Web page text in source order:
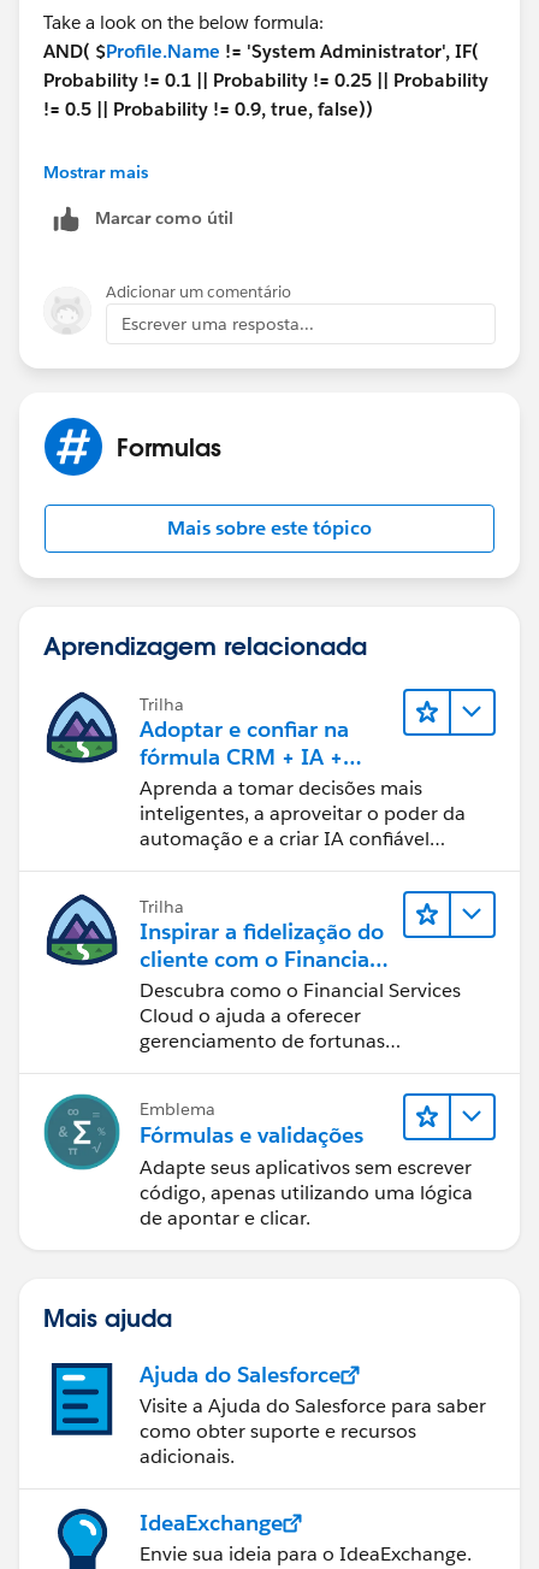
Take a look on the below formula:
AND( $Profile.Name != 'System Administrator', IF(
Probability != 0.1 || Probability != 0.25 || Probability
!= 0.5 || Probability != 0.9, true, false))
What the above formula is doing that If profile is not
/ 25 / 50 /90percent in the probability field then this
IN case user with the System Administrator profile
tries to enter these values then it will not stop.
Hope this helps.
Thanks,
Naresh Y.
Mostrar mais
Marcar como útil
Adicionar um comentário
Escrever uma resposta...
Formulas
Mais sobre este tópico
Aprendizagem relacionada
Trilha
Adoptar e confiar na
fórmula CRM + IA +
dados
Aprenda a tomar decisões mais
inteligentes, a aproveitar o poder da
automação e a criar IA confiável
mais populares da Salesforce.
Trilha
Inspirar a fidelização do
cliente com o Financial
Services Cloud
Descubra como o Financial Services
Cloud o ajuda a oferecer
gerenciamento de fortunas
Emblema
Fórmulas e validações
Adapte seus aplicativos sem escrever
código, apenas utilizando uma lógica
de apontar e clicar.
Mais ajuda
Ajuda do Salesforce
Visite a Ajuda do Salesforce para saber
como obter suporte e recursos
adicionais.
IdeaExchange
Envie sua ideia para o IdeaExchange.